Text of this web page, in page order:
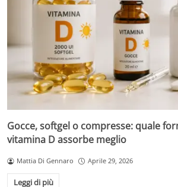
Gocce, softgel o compresse: quale
vitamina D assorbe meglio
Mattia Di Gennaro Aprile 29, 2026
Leggi di più